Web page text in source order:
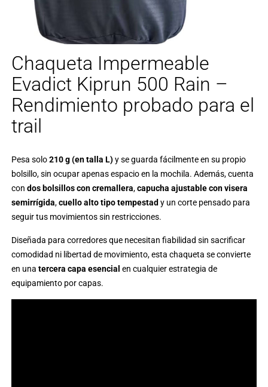
Chaqueta Impermeable
Evadict Kiprun 500 Rain –
Rendimiento probado para el
trail
Pesa solo210 g (en talla L)y se guarda fácilmente en su propio
bolsillo, sin ocupar apenas espacio en la mochila. Además, cuenta
con dos bolsillos con cremallera,capucha ajustable con visera
semirrígida,cuello alto tipo tempestad y un corte pensado para
seguir tus movimientos sin restricciones.
Diseñada para corredores que necesitan fiabilidad sin sacrificar
comodidad ni libertad de movimiento, esta chaqueta se convierte
en una tercera capa esencial en cualquier estrategia de
equipamiento por capas.